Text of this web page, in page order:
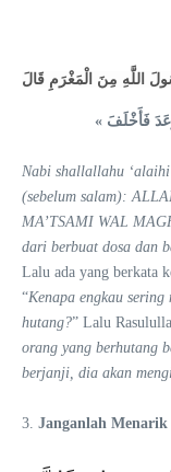
اللَّهِ مِنَ الْمَغْرَمِ قَالَ
« فَأَخْلَفَ
Nabi shallallahu
(sebelum salam):
MA’TSAMI WAL
dari berbuat dosa dan
Lalu ada yang berkata
“Kenapa engkau
hutang?” Lalu
orang yang berhutang
berjanji, dia akan
3. Janganlah Menarik